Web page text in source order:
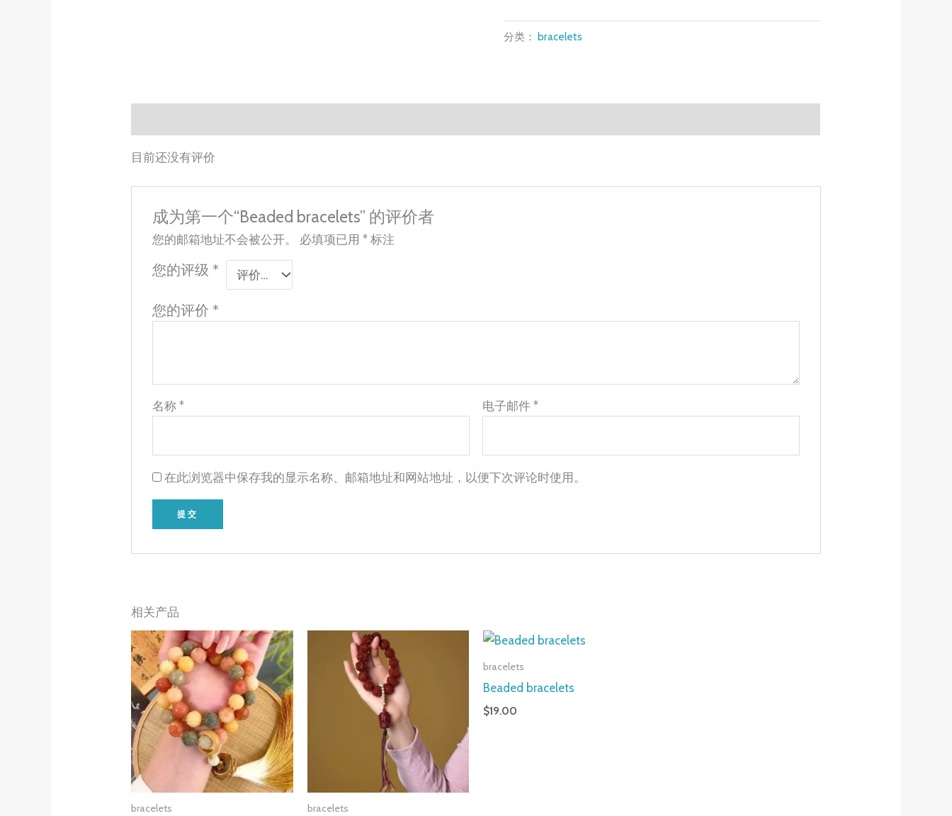
量
分类： bracelets
目前还没有评价
成为第一个“Beaded bracelets” 的评价者
您的邮箱地址不会被公开。 必填项已用 *标注
您的评级 *
您的评价 *
名称 * 电子邮件*
在此浏览器中保存我的显示名称、邮箱地址和网站地址，以便下次评论时使用。
相关产品
bracelets bracelets
bracelets
Beaded bracelets
$19.00